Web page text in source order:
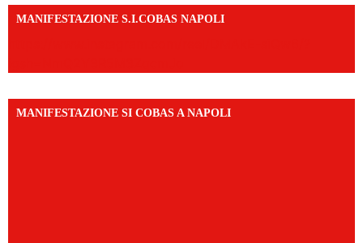
MANIFESTAZIONE S.I.COBAS NAPOLI
MANIFESTAZIONE SI COBAS A NAPOLI